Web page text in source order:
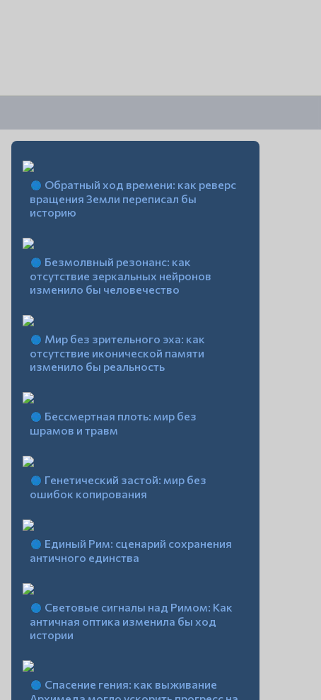
Обратный ход времени: как реверс
вращения Земли переписал бы
историю
Безмолвный резонанс: как
отсутствие зеркальных нейронов
изменило бы человечество
Мир без зрительного эха: как
отсутствие иконической памяти
изменило бы реальность
Бессмертная плоть: мир без
шрамов и травм
Генетический застой: мир без
ошибок копирования
Единый Рим: сценарий сохранения
античного единства
Световые сигналы над Римом: Как
античная оптика изменила бы ход
истории
Спасение гения: как выживание